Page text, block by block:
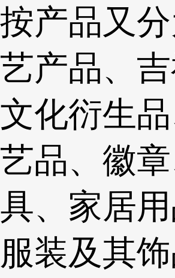
按产品又
艺产品、
文化衍生
艺品、徽
具、家居用
服装及其饰